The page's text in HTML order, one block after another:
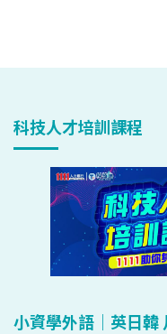
科技人才培訓課程
小資學外語｜英日韓